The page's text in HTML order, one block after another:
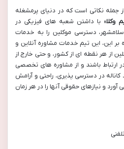
جمله نکاتی است که در دنیای پرمشغله
وکلا» با داشتن شعبه های فیزیکی در
دسترسی موکلین را به خدمات
این، این تیم خدمات مشاوره آنلاین و
از هر نقطه ای از کشور، و حتی خارج از
در ارتباط باشند و از مشاوره های تخصصی
در دسترسی پذیری، راحتی و آرامش
آورد و نیازهای حقوقی آنها را در هر زمان